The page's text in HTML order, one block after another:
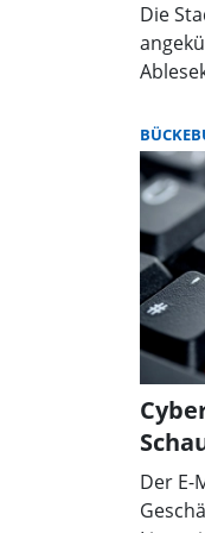
Die
der
Der E-